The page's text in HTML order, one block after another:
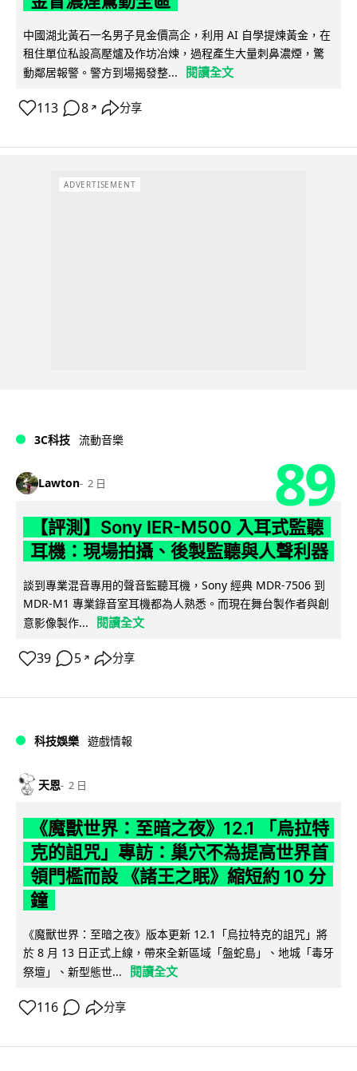
中國湖北黃石一名男子見金價高企，利用 AI 自學提煉黃金，在
租住單位私設高壓爐及作坊冶煉，過程產生大量刺鼻濃煙，驚
動鄰居報警。警方到場揭發整...
閱讀全文
113 8 ↗ 分享
ADVERTISEMENT
3C科技 流動音樂
Lawton 2 日 89
【評測】Sony IER-M500 入耳式監聽
耳機：現場拍攝、後製監聽與人聲利器
談到專業混音專用的聲音監聽耳機，Sony 經典 MDR-7506 到
MDR-M1 專業錄音室耳機都為人熟悉。而現在舞台製作者與創
意影像製作...
閱讀全文
39 5 ↗ 分享
科技娛樂 遊戲情報
天恩 2 日
《魔獸世界：至暗之夜》12.1 「烏拉特
克的詛咒」專訪：巢穴不為提高世界首
領門檻而設 《諸王之眠》縮短約 10 分
鐘
《魔獸世界：至暗之夜》版本更新 12.1「烏拉特克的詛咒」將
於 8 月 13 日正式上線，帶來全新區域「盤蛇島」、地城「毒牙
祭壇」、新型態世...
閱讀全文
116 分享